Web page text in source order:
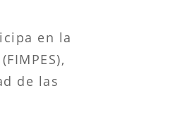
en la
de las